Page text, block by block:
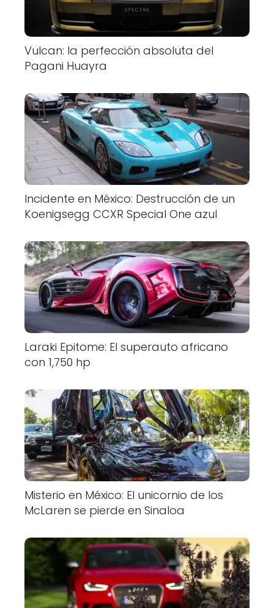
Vulcan: la perfección absoluta del
Pagani Huayra
Incidente en México: Destrucción de un
Koenigsegg CCXR Special One azul
Laraki Epitome: El superauto africano
con 1,750 hp
Misterio en México: El unicornio de los
McLaren se pierde en Sinaloa